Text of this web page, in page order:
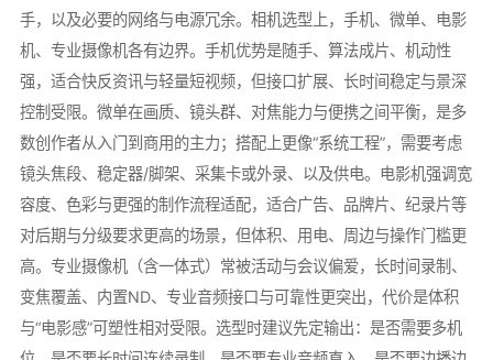
手，以及必要的网络与电源冗余。相机选型上，手机、微单、电影
机、专业摄像机各有边界。手机优势是随手、算法成片、机动性
强，适合快反资讯与轻量短视频，但接口扩展、长时间稳定与景深
控制受限。微单在画质、镜头群、对焦能力与便携之间平衡，是多
数创作者从入门到商用的主力；搭配上更像“系统工程”，需要考虑
镜头焦段、稳定器/脚架、采集卡或外录、以及供电。电影机强调宽
容度、色彩与更强的制作流程适配，适合广告、品牌片、纪录片等
对后期与分级要求更高的场景，但体积、用电、周边与操作门槛更
高。专业摄像机（含一体式）常被活动与会议偏爱，长时间录制、
变焦覆盖、内置ND、专业音频接口与可靠性更突出，代价是体积
与“电影感”可塑性相对受限。选型时建议先定输出：是否需要多机